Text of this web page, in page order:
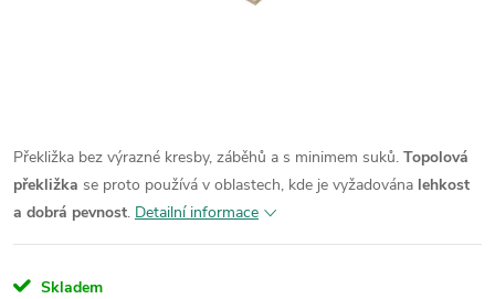
Překližka bez výrazné kresby, záběhů a s minimem suků. Topolová
překližka se proto používá v oblastech, kde je vyžadována lehkost
a dobrá pevnost. Detailní informace
Skladem